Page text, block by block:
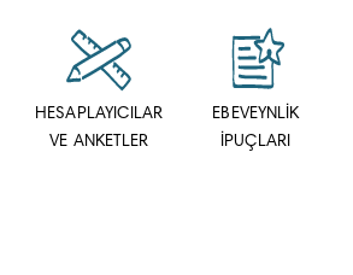
HESAPLAYICILAR
VE ANKETLER
EBEVEYNLİK
İPUÇLARI